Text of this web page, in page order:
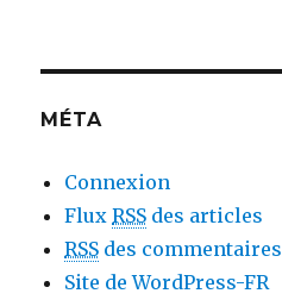
MÉTA
Connexion
FluxRSS des articles
RSS des commentaires
Site de WordPress-FR